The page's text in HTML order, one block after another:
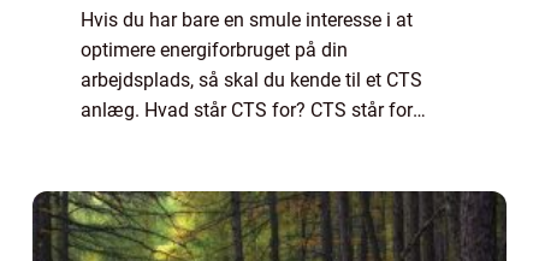
Hvis du har bare en smule interesse i at
optimere energiforbruget på din
arbejdsplads, så skal du kende til et CTS
anlæg. Hvad står CTS for? CTS står for
virksomhe...